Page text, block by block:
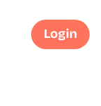
Login